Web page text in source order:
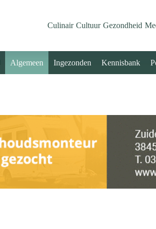
Culinair Cultuur Gezondheid
Algemeen Ingezonden Kennisbank